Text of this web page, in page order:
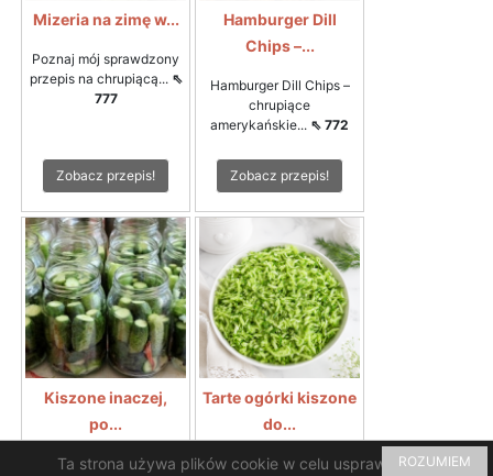
Mizeria na zimę w...
Poznaj mój sprawdzony
przepis na chrupiącą... ⇖
777
Zobacz przepis!
Hamburger Dill
Chips –...
Hamburger Dill Chips –
chrupiące
amerykańskie... ⇖ 772
Zobacz przepis!
Kiszone inaczej,
po...
Rewelacyjny smak i
Tarte ogórki kiszone
do...
Tarte ogórki kiszone do
Ta strona używa plików cookie w celu usprawnienia iROZUMIEM